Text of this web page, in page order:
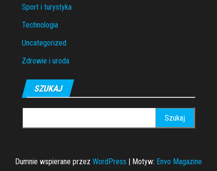
Sport i turystyka
Technologia
Uncategorized
Zdrowie i uroda
SZUKAJ
Dumnie wspierane przez WordPress Motyw: Envo Magazine